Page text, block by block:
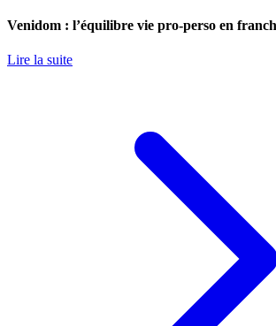
Venidom : l’équilibre vie pro-perso en
Lire la suite